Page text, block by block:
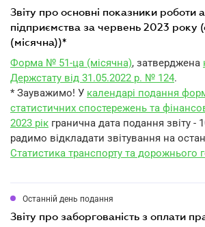
звіту про основні показники роботи авіаційного
підприємства за червень 2023
(місячна))*
Форма № 51-ца (місячна), затверджена
Держстату від 31.05.2022 р. № 124.
* Зауважимо! У календарі подання
статистичних спостережень та
2023 рік гранична дата подання звіту -
радимо відкладати звітування на
Статистика транспорту та дорожнього
Останній день подання
звіту про заборгованість з оплати праці за червень